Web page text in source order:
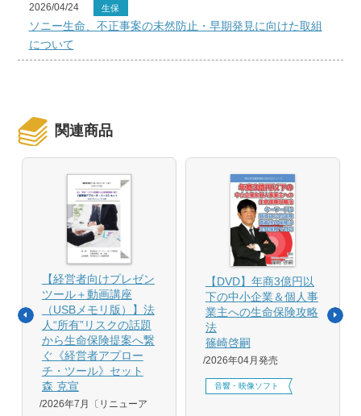
2026/04/24 生保
ソニー生命、不正事案の未然防止・早期発見に向けた取組
について
関連商品
【経営者向けプレゼン
ツール＋動画講座
（USBメモリ版）】法
人“所有”リスクの話題
から生命保険提案へ繋
ぐ《経営者アプロー
チ・ツール》セット
森 克宣
2026年7月〔リニューア
【DVD】年商3億円以
下の中小企業＆個人事
業主への生命保険攻略
法
篠崎啓嗣
2026年04月発売
音響・映像ソフト